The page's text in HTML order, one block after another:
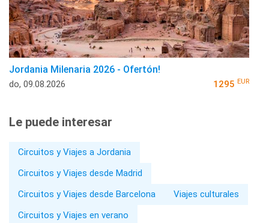
Jordania Milenaria 2026 - Ofertón!
do, 09.08.2026 1295 EUR
Le puede interesar
Circuitos y Viajes a Jordania
Circuitos y Viajes desde Madrid
Circuitos y Viajes desde Barcelona
Viajes culturales
Circuitos y Viajes en verano